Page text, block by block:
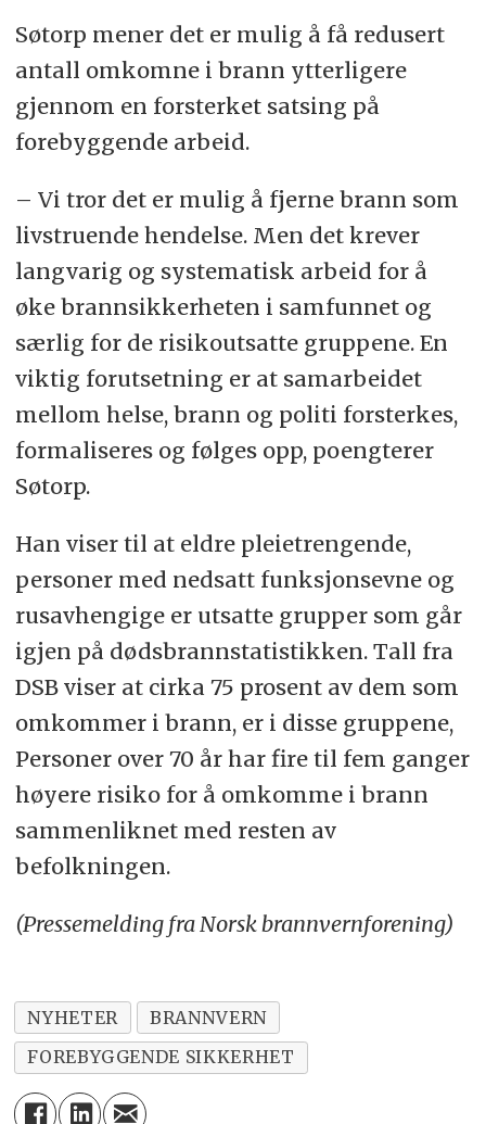
Søtorp mener det er mulig å få redusert
antall omkomne i brann ytterligere
gjennom en forsterket satsing på
forebyggende arbeid.
– Vi tror det er mulig å fjerne brann som
livstruende hendelse. Men det krever
langvarig og systematisk arbeid for å
øke brannsikkerheten i samfunnet og
særlig for de risikoutsatte gruppene. En
viktig forutsetning er at samarbeidet
mellom helse, brann og politi forsterkes,
formaliseres og følges opp, poengterer
Søtorp.
Han viser til at eldre pleietrengende,
personer med nedsatt funksjonsevne og
rusavhengige er utsatte grupper som går
igjen på dødsbrannstatistikken. Tall fra
DSB viser at cirka 75 prosent av dem som
omkommer i brann, er i disse gruppene,
Personer over 70 år har fire til fem ganger
høyere risiko for å omkomme i brann
sammenliknet med resten av
befolkningen.
(Pressemelding fra Norsk brannvernforening)
NYHETER
BRANNVERN
FOREBYGGENDE SIKKERHET